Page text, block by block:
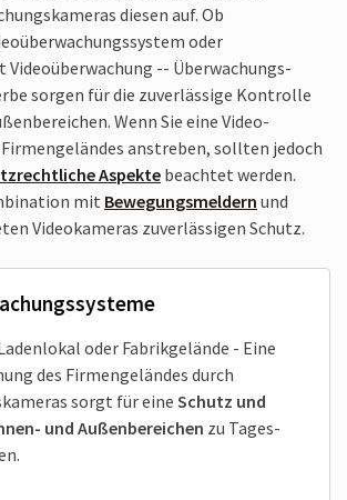
diesen auf. Ob
oder
-- Überwachungs­
sorgen für die zuverlässige Kontrolle
Wenn Sie eine Video­
anstreben, sollten jedoch
Aspekte beachtet werden.
mit Bewegungsmeldern und
Videokameras zuverlässigen Schutz.
oder Fabrik­gelände - Eine
des Firmengeländes durch
sorgt für eine Schutz und
und Außen­bereichen zu Tages-